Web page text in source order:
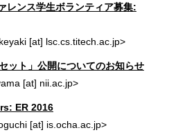
ンス学生ボランティア募集:
[at] lsc.cs.titech.ac.jp>
ット」公開についてのお知らせ
[at] nii.ac.jp>
ER 2016
[at] is.ocha.ac.jp>